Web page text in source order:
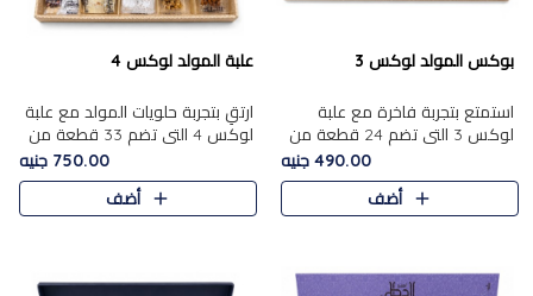
بوكس المولد لوكس 3
استمتع بتجربة فاخرة مع علبة
لوكس 3 التي تضم 24 قطعة من
أشهر حلويات المولد الشرقية
المختارة بعناية. تحتوي التشكيلة
على الجزرية بالفول، والملب..
490.00 جنيه
أضف
علبة المولد لوكس 4
ارتقِ بتجربة حلويات المولد مع علبة
لوكس 4 التي تضم 33 قطعة من
تشكيلة فاخرة ومتنوعة من أشهر
الأصناف الشرقية. تحتوي العلبة على
الجزرية بالفول،..
750.00 جنيه
أضف